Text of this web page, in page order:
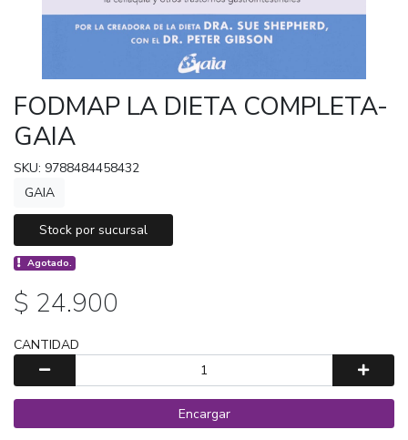
FODMAP LA DIETA COMPLETA-
GAIA
SKU: 9788484458432
GAIA
Stock por sucursal
Agotado.
$ 24.900
CANTIDAD
Encargar